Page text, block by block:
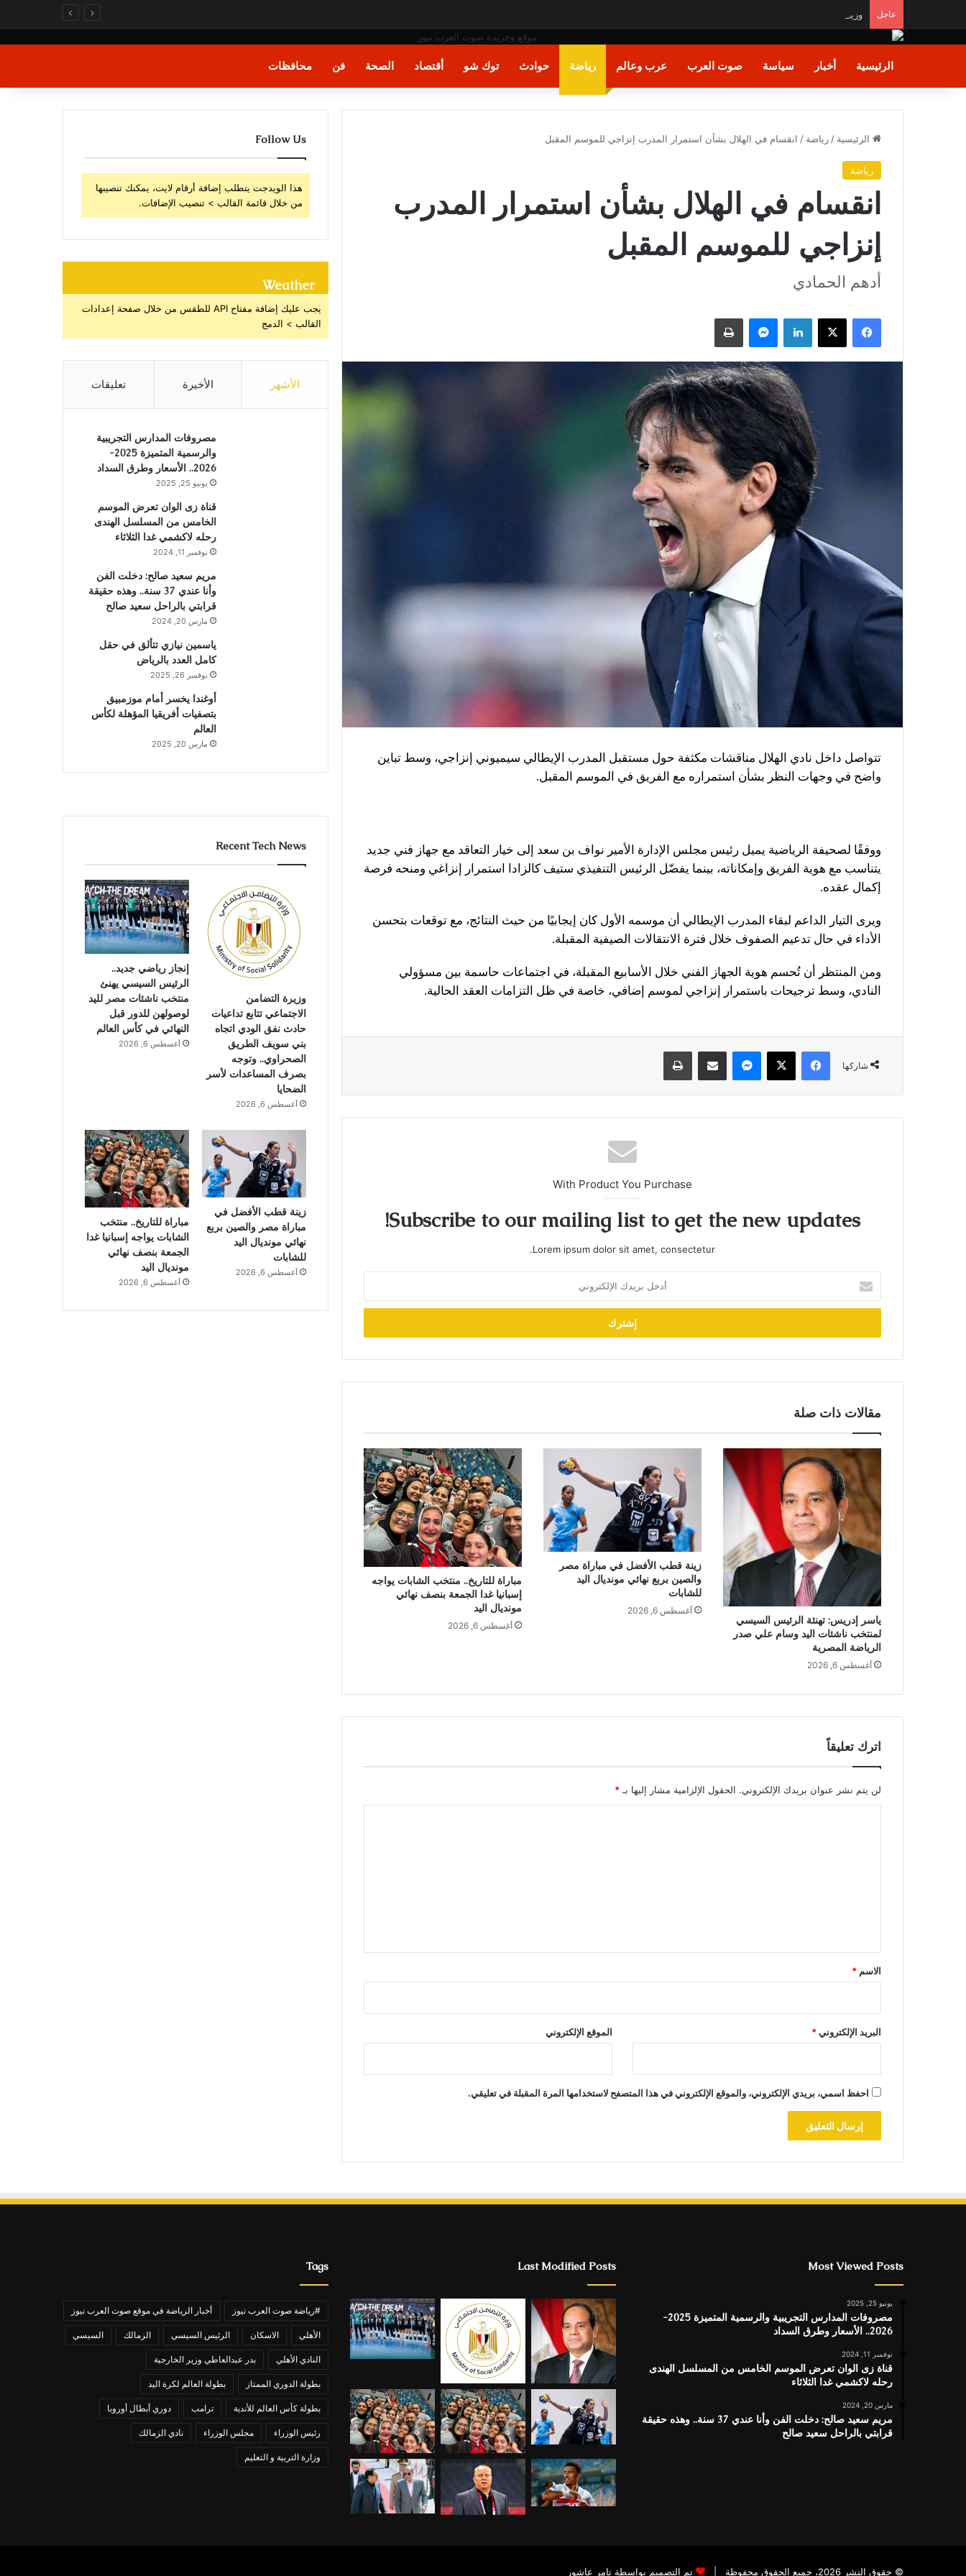
عاجل وزيرة التضامن الاجتماعي تتابع تداعيات حادث نفق الودي اتجاه بني سويف الطريق الصحراوي.. وتوجه بصرف المساعدات لأسر الضحايا
الرئيسية أخبار سياسة صوت العرب عرب وعالم رياضة حوادث توك شو أقتصاد الصحة فن محافظات
الرئيسية / رياضة / انقسام في الهلال بشأن استمرار المدرب إنزاجي للموسم المقبل
رياضة
انقسام في الهلال بشأن استمرار المدرب
إنزاجي للموسم المقبل
أدهم الحمادي
فيسبوك X لينكدإن ماسنجر طباعة
تتواصل داخل نادي الهلال مناقشات مكثفة حول مستقبل المدرب الإيطالي سيميوني إنزاجي، وسط تباين
واضح في وجهات النظر بشأن استمراره مع الفريق في الموسم المقبل.
ووفقًا لصحيفة الرياضية يميل رئيس مجلس الإدارة الأمير نواف بن سعد إلى خيار التعاقد مع جهاز فني جديد
يتناسب مع هوية الفريق وإمكاناته، بينما يفضّل الرئيس التنفيذي ستيف كالزادا استمرار إنزاغي ومنحه فرصة
إكمال عقده.
ويرى التيار الداعم لبقاء المدرب الإيطالي أن موسمه الأول كان إيجابيًا من حيث النتائج، مع توقعات بتحسن
الأداء في حال تدعيم الصفوف خلال فترة الانتقالات الصيفية المقبلة.
ومن المنتظر أن تُحسم هوية الجهاز الفني خلال الأسابيع المقبلة، في اجتماعات حاسمة بين مسؤولي
النادي، وسط ترجيحات باستمرار إنزاجي لموسم إضافي، خاصة في ظل التزامات العقد الحالية.
شاركها
فيسبوك X ماسنجر مشاركة عبر البريد طباعة
With Product You Purchase
Subscribe to our mailing list to get the new updates!
Lorem ipsum dolor sit amet, consectetur.
بريدك
الإلكتروني
مقالات ذات صلة
ياسر إدريس: تهنئة الرئيس السيسي
لمنتخب ناشئات اليد وسام علي صدر
الرياضة المصرية
أغسطس 6, 2026
زينة قطب الأفضل في مباراة مصر
والصين بربع نهائي مونديال اليد
للشابات
أغسطس 6, 2026
مباراة للتاريخ.. منتخب الشابات يواجه
إسبانيا غدا الجمعة بنصف نهائي
مونديال اليد
أغسطس 6, 2026
اترك تعليقاً
لن يتم نشر عنوان بريدك الإلكتروني. الحقول الإلزامية مشار إليها بـ *
*
الاسم *
البريد الإلكتروني* الموقع الإلكتروني
احفظ اسمي، بريدي الإلكتروني، والموقع الإلكتروني في هذا المتصفح لاستخدامها المرة المقبلة في تعليقي.
Follow Us
هذا الويدجت يتطلب إضافة أرقام لايت، يمكنك تنصيبها
من خلال قائمة القالب > تنصيب الإضافات.
Weather
يجب عليك إضافة مفتاح API للطقس من خلال صفحة إعدادات
القالب > الدمج
الأشهر الأخيرة تعليقات
مصروفات المدارس التجريبية
والرسمية المتميزة 2025-
2026.. الأسعار وطرق السداد
يونيو 25, 2025
قناة زى الوان تعرض الموسم
الخامس من المسلسل الهندى
رحله لاكشمي غدا الثلاثاء
نوفمبر 11, 2024
مريم سعيد صالح: دخلت الفن
وأنا عندي 37 سنة.. وهذه حقيقة
قرابتي بالراحل سعيد صالح
مارس 20, 2024
ياسمين نيازي تتألق في حقل
كامل العدد بالرياض
نوفمبر 26, 2025
أوغندا يخسر أمام موزمبيق
بتصفيات أفريقيا المؤهلة لكأس
العالم
مارس 20, 2025
Recent Tech News
وزيرة التضامن
الاجتماعي تتابع تداعيات
حادث نفق الودي اتجاه
بني سويف الطريق
الصحراوي.. وتوجه
بصرف المساعدات لأسر
الضحايا
أغسطس 6, 2026
إنجاز رياضي جديد..
الرئيس السيسي يهنئ
منتخب ناشئات مصر لليد
لوصولهن للدور قبل
النهائي في كأس العالم
أغسطس 6, 2026
زينة قطب الأفضل في
مباراة مصر والصين بربع
نهائي مونديال اليد
للشابات
أغسطس 6, 2026
مباراة للتاريخ.. منتخب
الشابات يواجه إسبانيا غدا
الجمعة بنصف نهائي
مونديال اليد
أغسطس 6, 2026
Most Viewed Posts
يونيو 25, 2025
مصروفات المدارس التجريبية والرسمية المتميزة 2025-
2026.. الأسعار وطرق السداد
نوفمبر 11, 2024
قناة زى الوان تعرض الموسم الخامس من المسلسل الهندى
رحله لاكشمي غدا الثلاثاء
مارس 20, 2024
مريم سعيد صالح: دخلت الفن وأنا عندي 37 سنة.. وهذه حقيقة
قرابتي بالراحل سعيد صالح
Last Modified Posts
Tags
#رياضة صوت العرب نيوز أخبار الرياضة في موقع صوت العرب نيوز
الأهلي الاسكان الرئيس السيسي الزمالك السيسي
النادي الأهلي بدر عبدالعاطي وزير الخارجية
بطولة الدوري الممتاز بطولة العالم لكرة اليد
بطولة كأس العالم للأندية ترامب دوري أبطال أوروبا
رئيس الوزراء مجلس الوزراء نادي الزمالك
وزارة التربية و التعليم
© حقوق النشر 2026، جميع الحقوق محفوظة | تم التصميم بواسطة تامر عاشور